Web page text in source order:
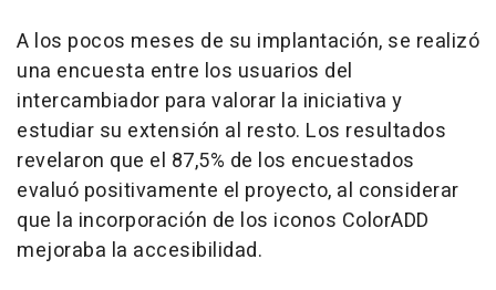
A los pocos meses de su implantación, se realizó
una encuesta entre los usuarios del
intercambiador para valorar la iniciativa y
estudiar su extensión al resto. Los resultados
revelaron que el 87,5% de los encuestados
evaluó positivamente el proyecto, al considerar
que la incorporación de los iconos ColorADD
mejoraba la accesibilidad.